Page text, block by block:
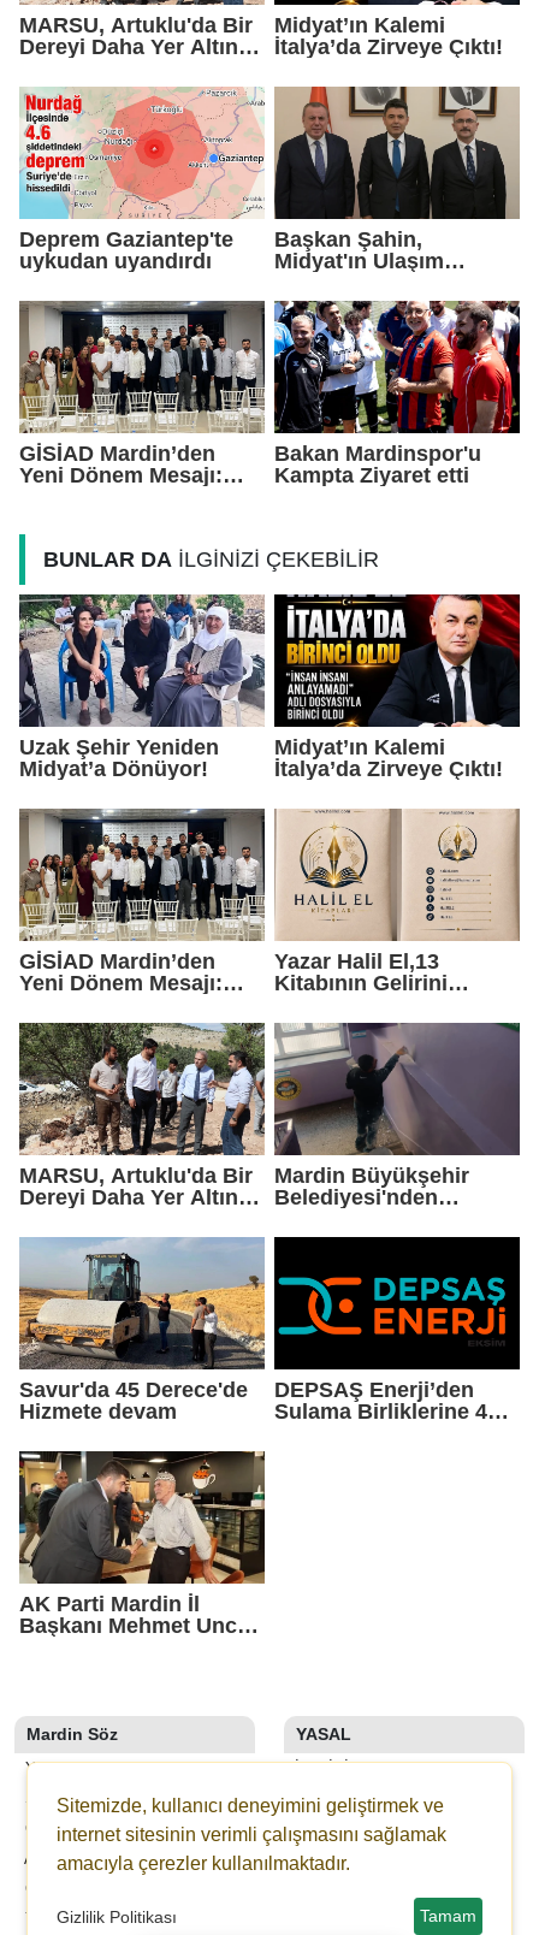
MARSU, Artuklu'da Bir
Dereyi Daha Yer Altına
Midyat’ın Kalemi
İtalya’da Zirveye Çıktı!
Deprem Gaziantep'te
uykudan uyandırdı
Başkan Şahin,
Midyat'ın Ulaşım
Taşıdı
GİSİAD Mardin’den
Yeni Dönem Mesajı:
Bakan Mardinspor'u
Kampta Ziyaret etti
BUNLAR DA İLGİNİZİ ÇEKEBİLİR
Uzak Şehir Yeniden
Midyat’a Dönüyor!
Midyat’ın Kalemi
İtalya’da Zirveye Çıktı!
GİSİAD Mardin’den
Yeni Dönem Mesajı:
Daha Çok Üretim
Yazar Halil El,13
Kitabının Gelirini
MARSU, Artuklu'da Bir
Dereyi Daha Yer Altına
Mardin Büyükşehir
Belediyesi'nden
Savur'da 45 Derece'de
Hizmete devam
DEPSAŞ Enerji’den
Sulama Birliklerine 48
AK Parti Mardin İl
Başkanı Mehmet Uncu:
Mardin Söz
YAZARLAR
SON DAKİKA
GALERİLER
ANKETLER
GAZETELER
YOL TARIFI
YASAL
İLETIŞIM
KÜNYE
YAYIN İLKELERI
KURALLAR
KULLANICI SÖZLEŞMESI
Sitemizde, kullanıcı deneyimini geliştirmek ve
internet sitesinin verimli çalışmasını sağlamak
amacıyla çerezler kullanılmaktadır.
Gizlilik Politikası Tamam